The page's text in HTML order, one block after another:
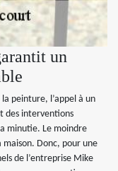
un
peinture, l’appel à un
des interventions
minutie. Le moindre
Donc, pour une
de l’entreprise Mike